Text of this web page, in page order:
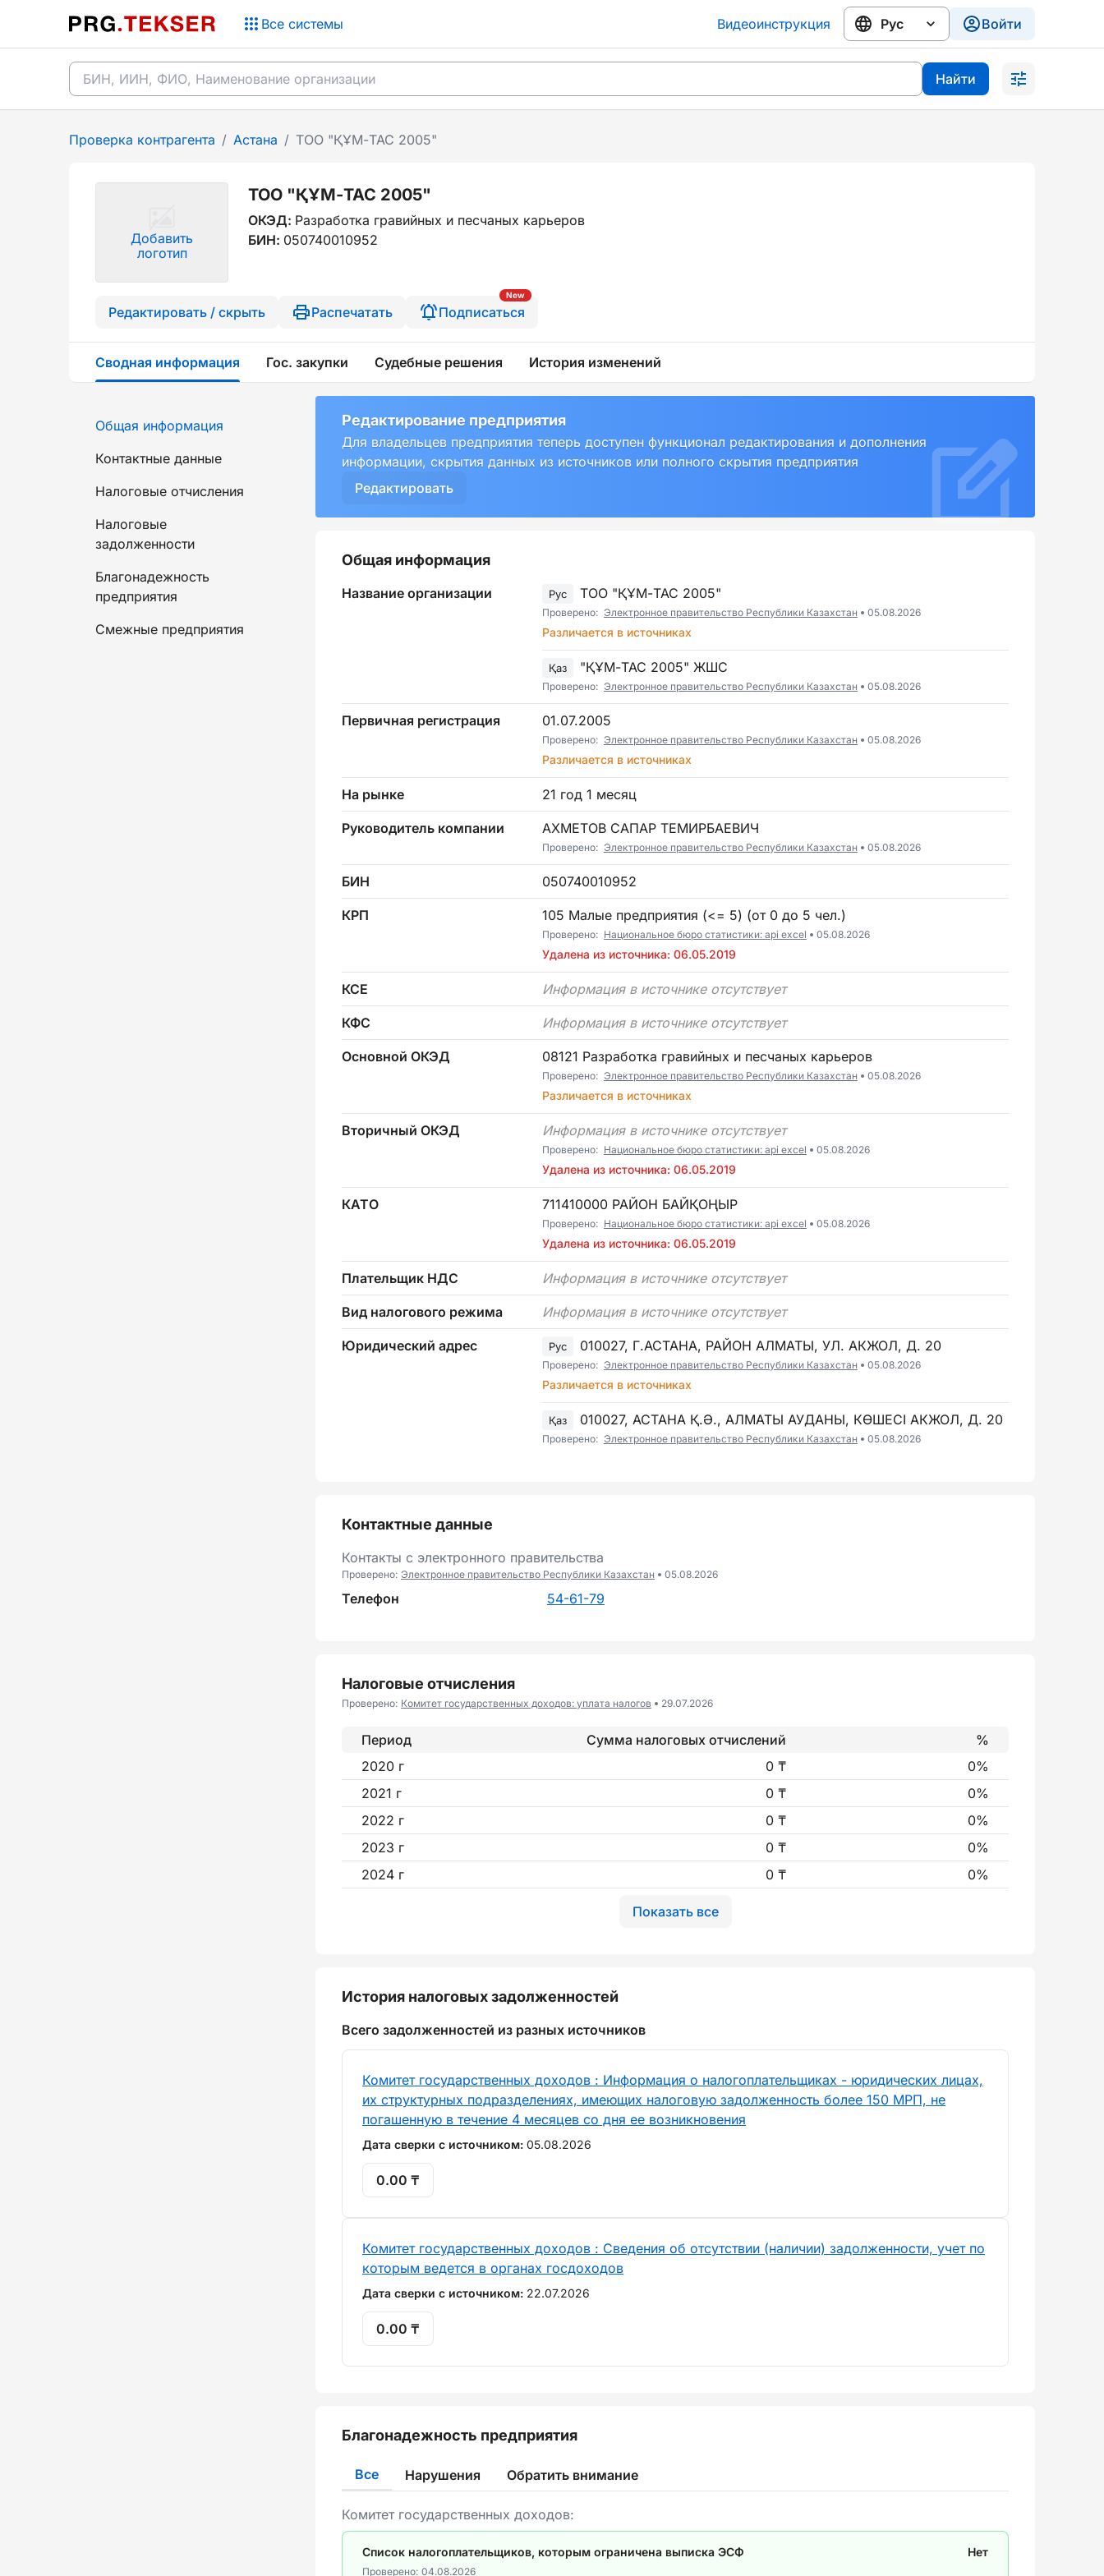
Все системы Видеоинструкция Войти
Найти
Проверка контрагента / Астана / ТОО "ҚҰМ-ТАС 2005"
Добавить
логотип
ТОО "ҚҰМ-ТАС 2005"
ОКЭД: Разработка гравийных и песчаных карьеров
БИН: 050740010952
Редактировать / скрыть Распечатать
New
Подписаться
Сводная информация Гос. закупки Судебные решения История изменений
Общая информация
Контактные данные
Налоговые отчисления
Налоговые
задолженности
Благонадежность
предприятия
Смежные предприятия
Редактирование предприятия
Для владельцев предприятия теперь доступен функционал редактирования и дополнения
информации, скрытия данных из источников или полного скрытия предприятия
Редактировать
Общая информация
Название организации Рус ТОО "ҚҰМ-ТАС 2005"
Проверено: Электронное правительство Республики Казахстан 05.08.2026
Различается в источниках
Қаз "ҚҰМ-ТАС 2005" ЖШС
Проверено: Электронное правительство Республики Казахстан 05.08.2026
Первичная регистрация 01.07.2005
Проверено: Электронное правительство Республики Казахстан 05.08.2026
Различается в источниках
На рынке 21 год 1 месяц
Руководитель компании АХМЕТОВ САПАР ТЕМИРБАЕВИЧ
Проверено: Электронное правительство Республики Казахстан 05.08.2026
БИН 050740010952
КРП 105 Малые предприятия (<= 5) (от 0 до 5 чел.)
Проверено: Национальное бюро статистики: api excel 05.08.2026
Удалена из источника: 06.05.2019
КСЕ Информация в источнике отсутствует
КФС Информация в источнике отсутствует
Основной ОКЭД 08121 Разработка гравийных и песчаных карьеров
Проверено: Электронное правительство Республики Казахстан 05.08.2026
Различается в источниках
Вторичный ОКЭД Информация в источнике отсутствует
Проверено: Национальное бюро статистики: api excel 05.08.2026
Удалена из источника: 06.05.2019
КАТО 711410000 РАЙОН БАЙҚОҢЫР
Проверено: Национальное бюро статистики: api excel 05.08.2026
Удалена из источника: 06.05.2019
Плательщик НДС Информация в источнике отсутствует
Вид налогового режима Информация в источнике отсутствует
Юридический адрес Рус 010027, Г.АСТАНА, РАЙОН АЛМАТЫ, УЛ. АКЖОЛ, Д. 20
Проверено: Электронное правительство Республики Казахстан 05.08.2026
Различается в источниках
Қаз 010027, АСТАНА Қ.Ә., АЛМАТЫ АУДАНЫ, КӨШЕСІ АКЖОЛ, Д. 20
Проверено: Электронное правительство Республики Казахстан 05.08.2026
Контактные данные
Контакты с электронного правительства
Проверено: Электронное правительство Республики Казахстан 05.08.2026
Телефон 54-61-79
Налоговые отчисления
Проверено: Комитет государственных доходов: уплата налогов 29.07.2026
Период Сумма налоговых отчислений
%
2020 г
0 ₸
0%
2021 г
0 ₸
0%
2022 г
0 ₸
0%
2023 г
0 ₸
0%
2024 г
0 ₸ 0%
Показать все
История налоговых задолженностей
Всего задолженностей из разных источников
Комитет государственных доходов : Информация о налогоплательщиках - юридических лицах,
их структурных подразделениях, имеющих налоговую задолженность более 150 МРП, не
погашенную в течение 4 месяцев со дня ее возникновения
Дата сверки с источником: 05.08.2026
0.00 ₸
Комитет государственных доходов : Сведения об отсутствии (наличии) задолженности, учет по
которым ведется в органах госдоходов
Дата сверки с источником: 22.07.2026
0.00 ₸
Благонадежность предприятия
Все Нарушения Обратить внимание
Комитет государственных доходов:
Список налогоплательщиков, которым ограничена выписка ЭСФ Нет
Проверено: 04.08.2026